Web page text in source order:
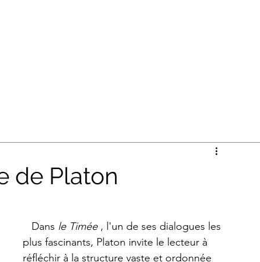
de Platon
Dans le Timée , l'un de ses dialogues les
plus fascinants, Platon invite le lecteur à
réfléchir à la structure vaste et ordonnée